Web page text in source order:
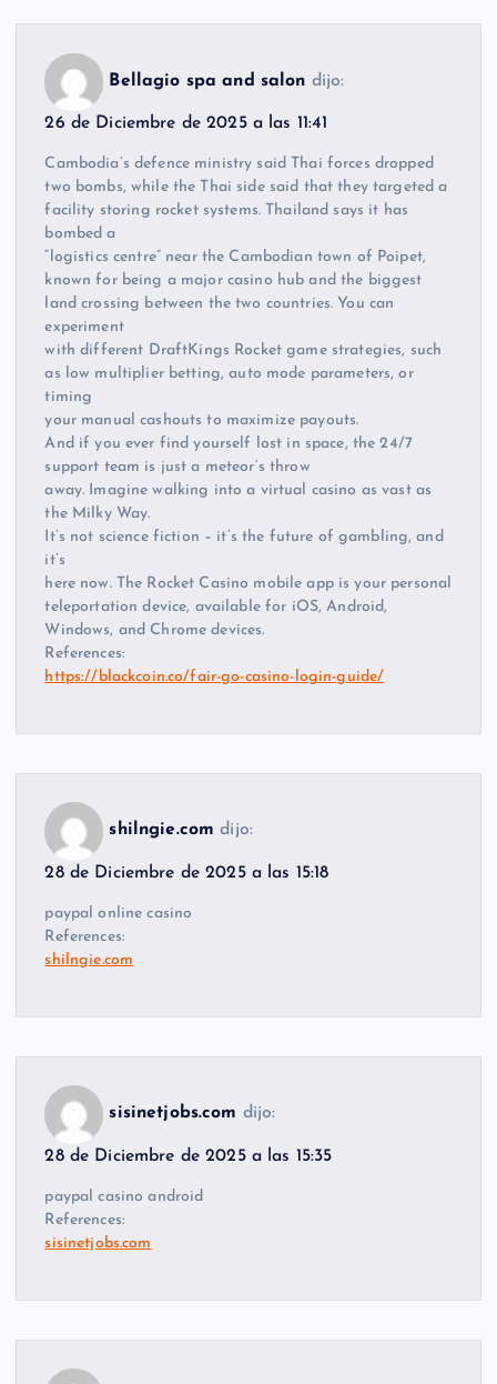
Bellagio spa and salon dijo:
26 de Diciembre de 2025 a las 11:41
Cambodia’s defence ministry said Thai forces dropped
two bombs, while the Thai side said that they targeted a
facility storing rocket systems. Thailand says it has
bombed a
“logistics centre” near the Cambodian town of Poipet,
known for being a major casino hub and the biggest
land crossing between the two countries. You can
experiment
with different DraftKings Rocket game strategies, such
as low multiplier betting, auto mode parameters, or
timing
your manual cashouts to maximize payouts.
And if you ever find yourself lost in space, the 24/7
support team is just a meteor’s throw
away. Imagine walking into a virtual casino as vast as
the Milky Way.
It’s not science fiction – it’s the future of gambling, and
it’s
here now. The Rocket Casino mobile app is your personal
teleportation device, available for iOS, Android,
Windows, and Chrome devices.
References:
https://blackcoin.co/fair-go-casino-login-guide/
shilngie.com dijo:
28 de Diciembre de 2025 a las 15:18
paypal online casino
References:
shilngie.com
sisinetjobs.com dijo:
28 de Diciembre de 2025 a las 15:35
paypal casino android
References:
sisinetjobs.com